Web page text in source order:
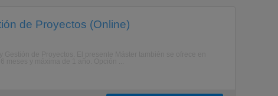
de Proyectos (Online)